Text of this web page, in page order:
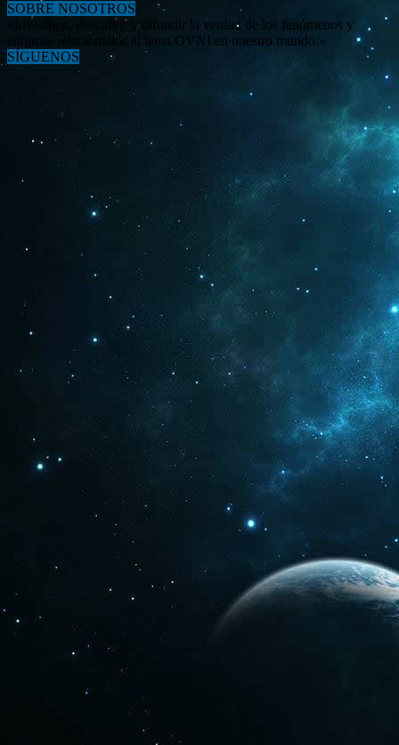
SOBRE NOSOTROS
«Investigar, descubrir y difundir la verdad de los fenómenos y
enigmas relacionados al tema OVNI en nuestro mundo.»
SÍGUENOS